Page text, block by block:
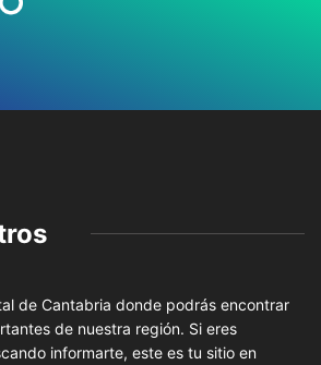
de Cantabria donde podrás encontrar
de nuestra región. Si eres
informarte, este es tu sitio en